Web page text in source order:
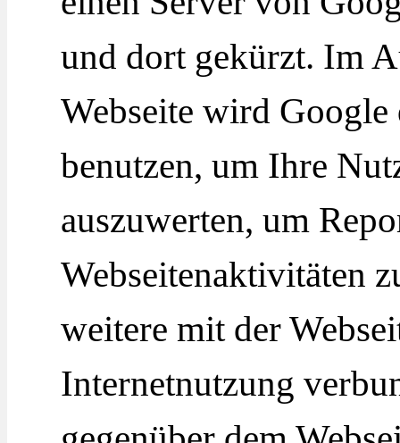
und dort gekürzt. Im
Webseite wird
benutzen, um Ihre
auszuwerten, um
Webseitenaktivitäten
weitere mit der
Internetnutzung